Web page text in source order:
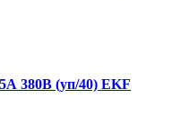
380В (уп/40) EKF